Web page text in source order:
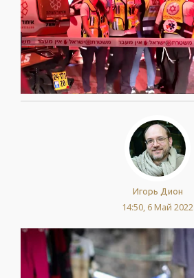
Игорь Дион
14:50, 6 Май 2022